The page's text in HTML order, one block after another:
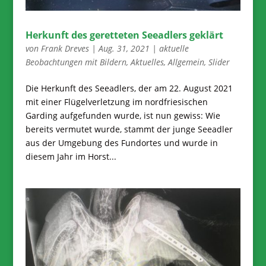
Herkunft des geretteten Seeadlers geklärt
von Frank Dreves|Aug. 31, 2021 | aktuelle
Beobachtungen mit Bildern,Aktuelles,Allgemein, Slider
Die Herkunft des Seeadlers, der am 22. August 2021
mit einer Flügelverletzung im nordfriesischen
Garding aufgefunden wurde, ist nun gewiss: Wie
bereits vermutet wurde, stammt der junge Seeadler
aus der Umgebung des Fundortes und wurde in
diesem Jahr im Horst...